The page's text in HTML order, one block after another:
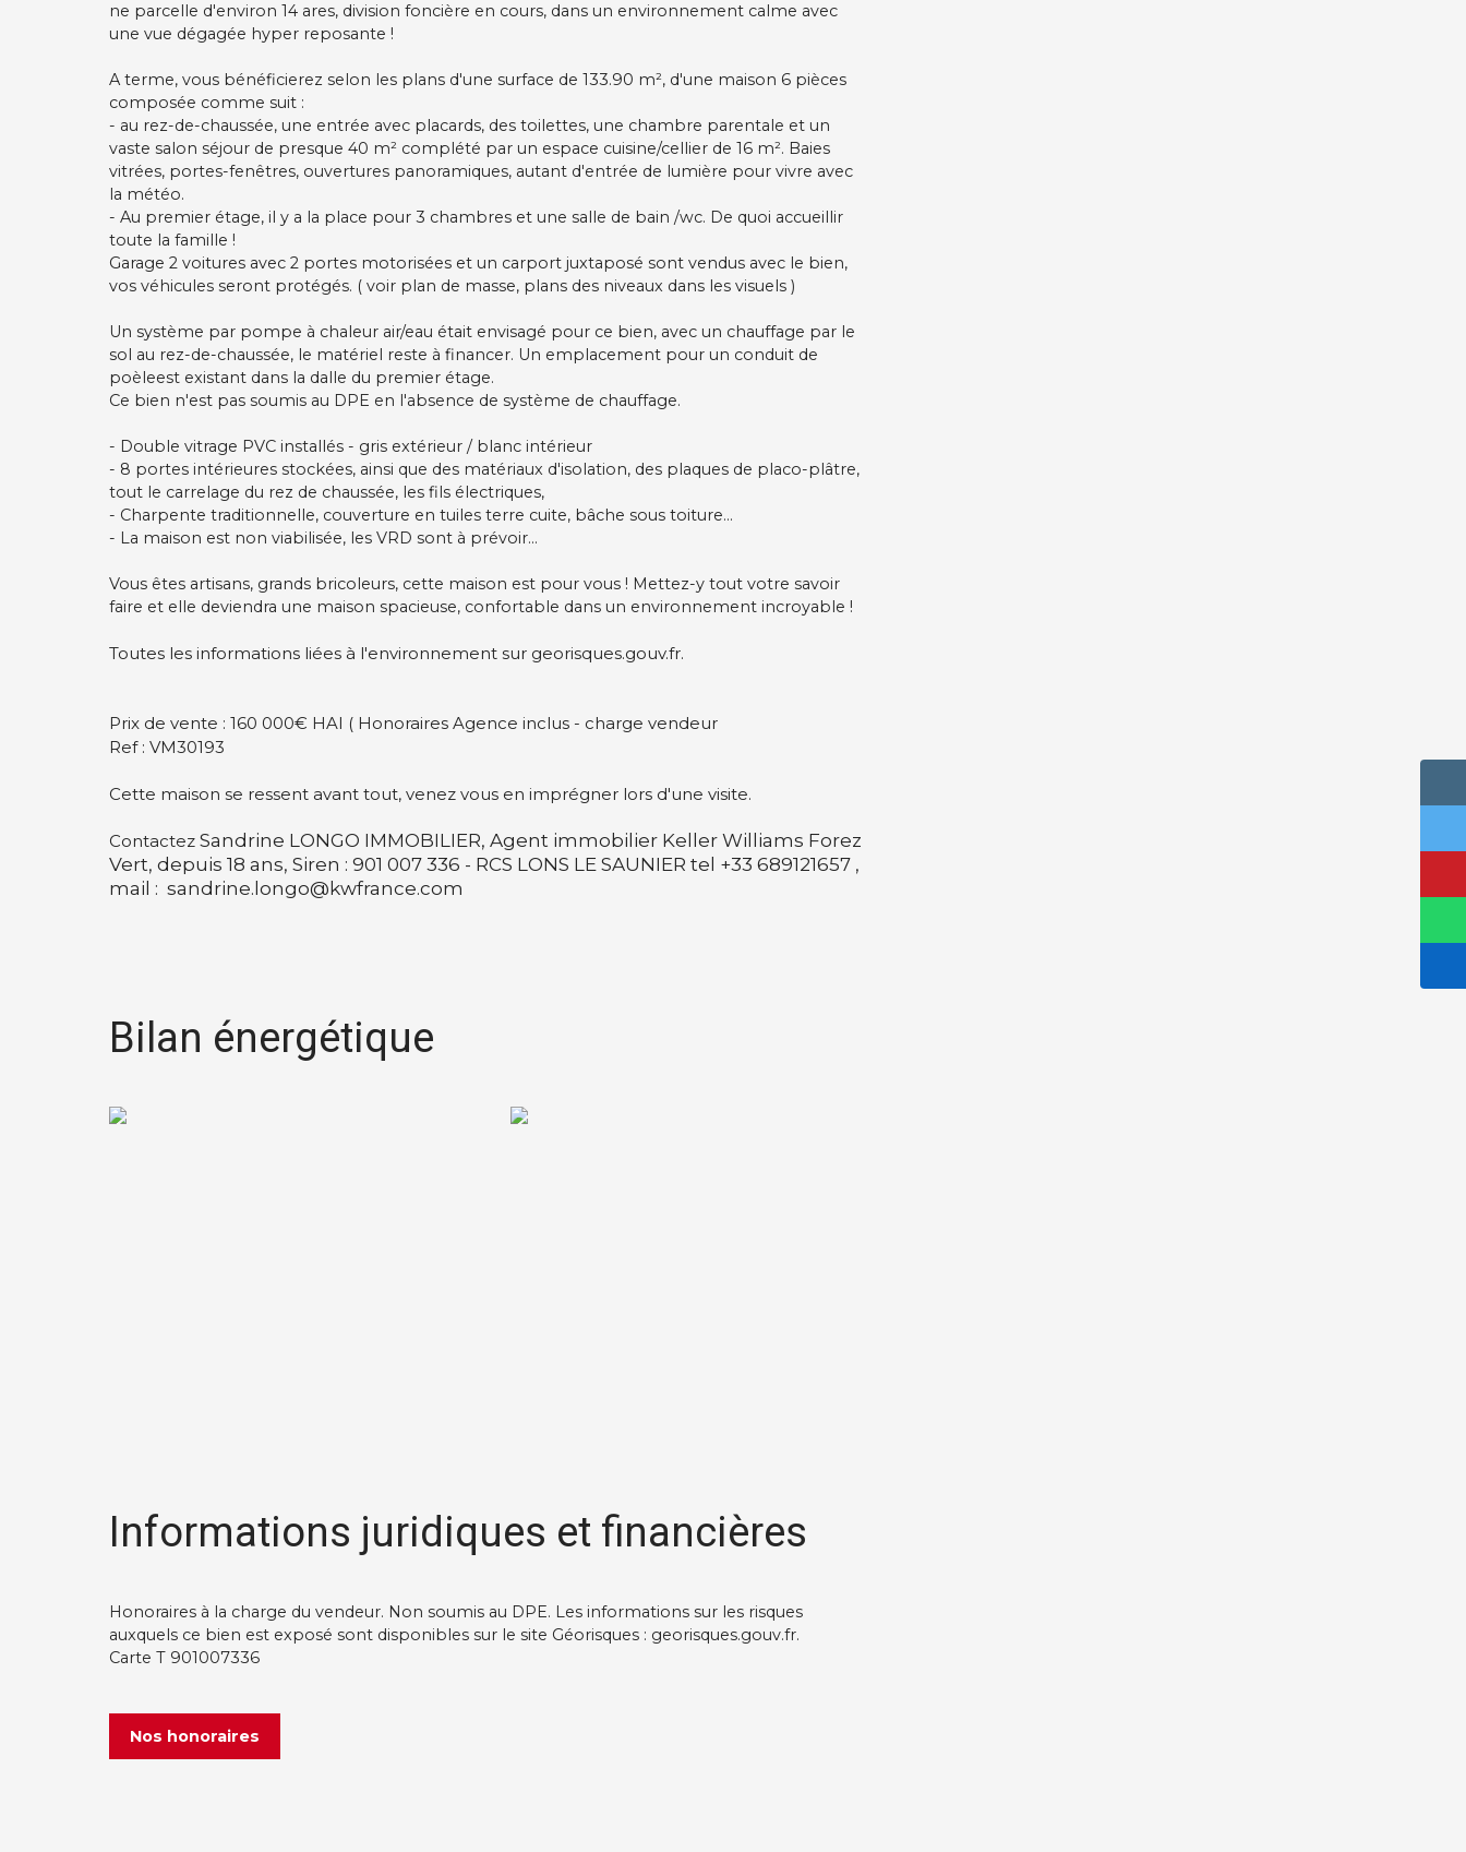
ne parcelle d'environ 14 ares, division foncière en cours, dans un environnement calme avec
une vue dégagée hyper reposante !
A terme, vous bénéficierez selon les plans d'une surface de 133.90 m², d'une maison 6 pièces
composée comme suit :
- au rez-de-chaussée, une entrée avec placards, des toilettes, une chambre parentale et un
vaste salon séjour de presque 40 m² complété par un espace cuisine/cellier de 16 m². Baies
vitrées, portes-fenêtres, ouvertures panoramiques, autant d'entrée de lumière pour vivre avec
la météo.
- Au premier étage, il y a la place pour 3 chambres et une salle de bain /wc. De quoi accueillir
toute la famille !
Garage 2 voitures avec 2 portes motorisées et un carport juxtaposé sont vendus avec le bien,
vos véhicules seront protégés. ( voir plan de masse, plans des niveaux dans les visuels )
Un système par pompe à chaleur air/eau était envisagé pour ce bien, avec un chauffage par le
sol au rez-de-chaussée, le matériel reste à financer. Un emplacement pour un conduit de
poèleest existant dans la dalle du premier étage.
Ce bien n'est pas soumis au DPE en l'absence de système de chauffage.
- Double vitrage PVC installés - gris extérieur / blanc intérieur
- 8 portes intérieures stockées, ainsi que des matériaux d'isolation, des plaques de placo-plâtre,
tout le carrelage du rez de chaussée, les fils électriques,
- Charpente traditionnelle, couverture en tuiles terre cuite, bâche sous toiture...
- La maison est non viabilisée, les VRD sont à prévoir...
Vous êtes artisans, grands bricoleurs, cette maison est pour vous ! Mettez-y tout votre savoir
faire et elle deviendra une maison spacieuse, confortable dans un environnement incroyable !
Toutes les informations liées à l'environnement sur georisques.gouv.fr.
Prix de vente : 160 000€ HAI ( Honoraires Agence inclus - charge vendeur
Ref : VM30193
Cette maison se ressent avant tout, venez vous en imprégner lors d'une visite.
Contactez Sandrine LONGO IMMOBILIER, Agent immobilier Keller Williams Forez
Vert, depuis 18 ans, Siren : 901 007 336 - RCS LONS LE SAUNIER tel +33 689121657 ,
mail : sandrine.longo@kwfrance.com
Bilan énergétique
Informations juridiques et financières
Honoraires à la charge du vendeur. Non soumis au DPE. Les informations sur les risques
auxquels ce bien est exposé sont disponibles sur le site Géorisques : georisques.gouv.fr.
Carte T 901007336
Nos honoraires